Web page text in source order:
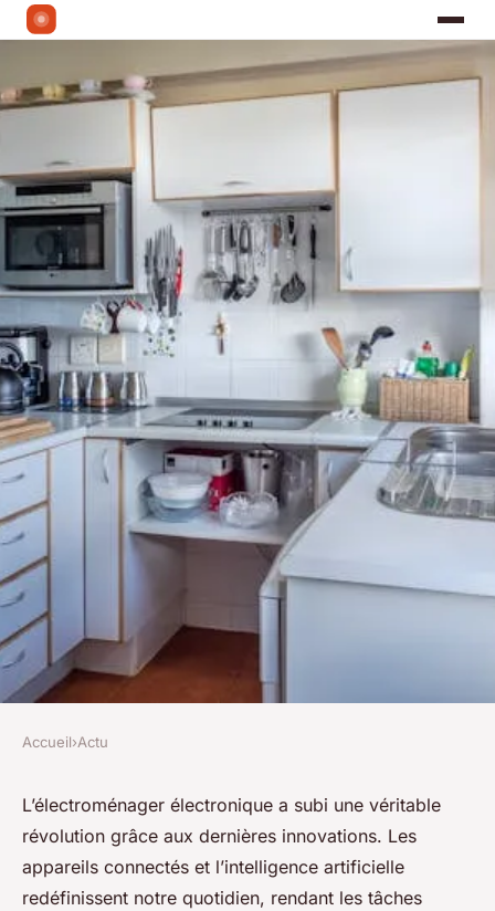
L'électroménager électronique
: innovations à explorer
maintenant
Accueil›Actu
L’électroménager électronique a subi une véritable
révolution grâce aux dernières innovations. Les
appareils connectés et l’intelligence artificielle
redéfinissent notre quotidien, rendant les tâches